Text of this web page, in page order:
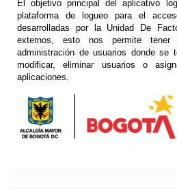
El objetivo principal del aplicativo
plataforma de logueo para el
desarrolladas por la Unidad De
externos, esto nos permite
administración de usuarios donde se
modificar, eliminar usuarios o
aplicaciones.